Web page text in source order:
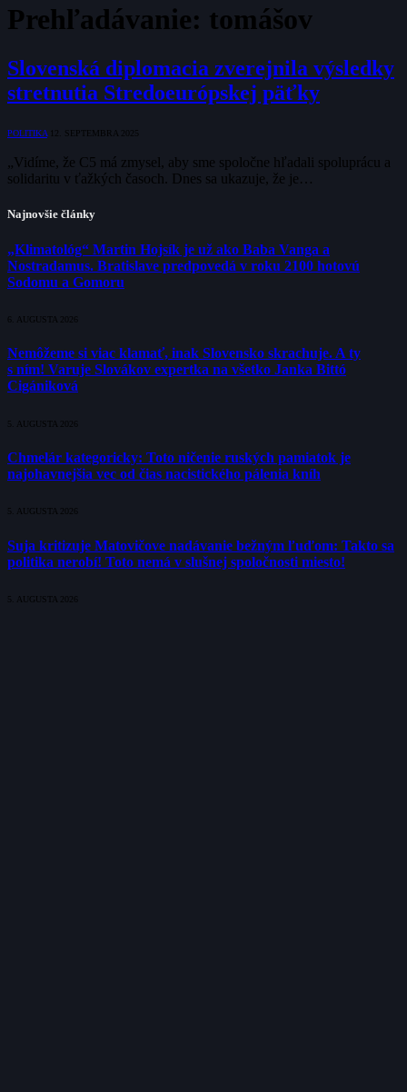
Prehľadávanie: tomášov
Slovenská diplomacia zverejnila výsledky
stretnutia Stredoeurópskej päťky
POLITIKA 12. SEPTEMBRA 2025
„Vidíme, že C5 má zmysel, aby sme spoločne hľadali spoluprácu a
solidaritu v ťažkých časoch. Dnes sa ukazuje, že je…
Najnovšie články
„Klimatológ“ Martin Hojsík je už ako Baba Vanga a
Nostradamus. Bratislave predpovedá v roku 2100 hotovú
Sodomu a Gomoru
6. AUGUSTA 2026
Nemôžeme si viac klamať, inak Slovensko skrachuje. A ty
s ním! Varuje Slovákov expertka na všetko Janka Bittó
Cigániková
5. AUGUSTA 2026
Chmelár kategoricky: Toto ničenie ruských pamiatok je
najohavnejšia vec od čias nacistického pálenia kníh
5. AUGUSTA 2026
Suja kritizuje Matovičove nadávanie bežným ľuďom: Takto sa
politika nerobí! Toto nemá v slušnej spoločnosti miesto!
5. AUGUSTA 2026